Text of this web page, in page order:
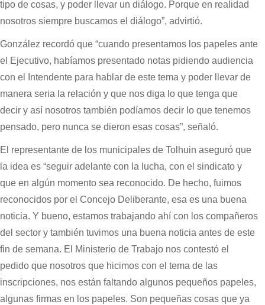
tipo de cosas, y poder llevar un diálogo. Porque en realidad
nosotros siempre buscamos el diálogo”, advirtió.
González recordó que “cuando presentamos los papeles ante
el Ejecutivo, habíamos presentado notas pidiendo audiencia
con el Intendente para hablar de este tema y poder llevar de
manera seria la relación y que nos diga lo que tenga que
decir y así nosotros también podíamos decir lo que tenemos
pensado, pero nunca se dieron esas cosas”, señaló.
El representante de los municipales de Tolhuin aseguró que
la idea es “seguir adelante con la lucha, con el sindicato y
que en algún momento sea reconocido. De hecho, fuimos
reconocidos por el Concejo Deliberante, esa es una buena
noticia. Y bueno, estamos trabajando ahí con los compañeros
del sector y también tuvimos una buena noticia antes de este
fin de semana. El Ministerio de Trabajo nos contestó el
pedido que nosotros que hicimos con el tema de las
inscripciones, nos están faltando algunos pequeños papeles,
algunas firmas en los papeles. Son pequeñas cosas que ya